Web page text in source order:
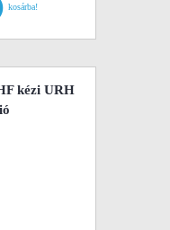
kosárba!
kézi URH